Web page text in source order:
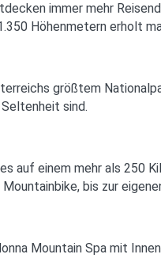
immer mehr
Höhenmetern erholt
größtem
sind.
auf einem mehr als
bis zur
Mountain Spa mit